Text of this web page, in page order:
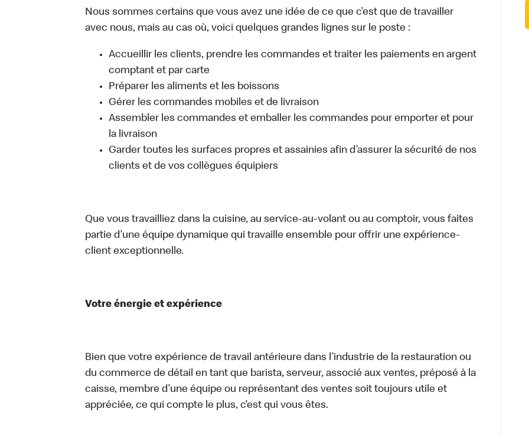
Nous sommes certains que vous avez une idée de ce que c’est que de travailler
avec nous, mais au cas où, voici quelques grandes lignes sur le poste :
Accueillir les clients, prendre les commandes et traiter les paiements en argent
comptant et par carte
Préparer les aliments et les boissons
Gérer les commandes mobiles et de livraison
Assembler les commandes et emballer les commandes pour emporter et pour
la livraison
Garder toutes les surfaces propres et assainies afin d’assurer la sécurité de nos
clients et de vos collègues équipiers
Que vous travailliez dans la cuisine, au service-au-volant ou au comptoir, vous faites
partie d’une équipe dynamique qui travaille ensemble pour offrir une expérience-
client exceptionnelle.
Votre énergie et expérience
Bien que votre expérience de travail antérieure dans l’industrie de la restauration ou
du commerce de détail en tant que barista, serveur, associé aux ventes, préposé à la
caisse, membre d’une équipe ou représentant des ventes soit toujours utile et
appréciée, ce qui compte le plus, c’est qui vous êtes.